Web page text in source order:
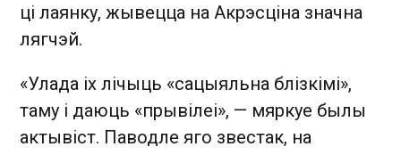
ці лаянку, жывецца на Акрэсціна значна
лягчэй.
«Улада іх лічыць «сацыяльна блізкімі»,
таму і даюць «прывілеі», — мяркуе былы
актывіст. Паводле яго звестак, на